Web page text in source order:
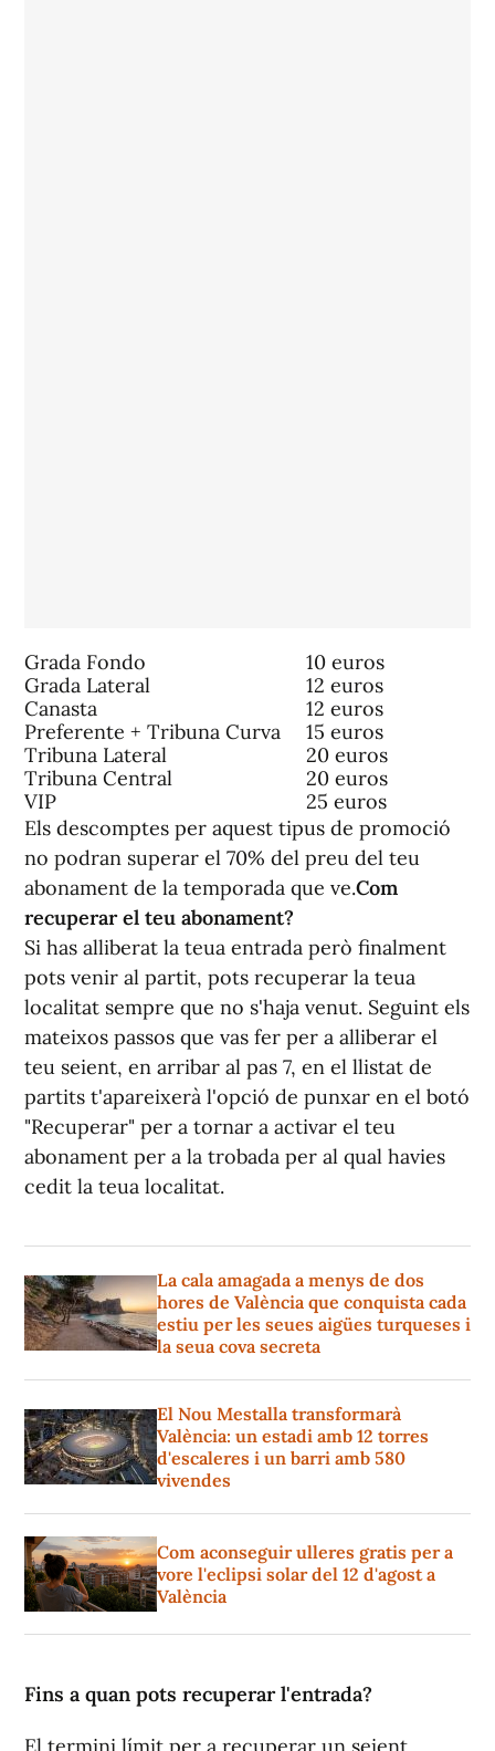
Grada Fondo
10 euros
Grada Lateral
12 euros
Canasta
12 euros
Preferente + Tribuna Curva
15 euros
Tribuna Lateral
20 euros
Tribuna Central
20 euros
VIP
25 euros
Els descomptes per aquest tipus de promoció
no podran superar el 70% del preu del teu
abonament de la temporada que ve.Com
recuperar el teu abonament?
Si has alliberat la teua entrada però finalment
pots venir al partit, pots recuperar la teua
localitat sempre que no s'haja venut. Seguint els
mateixos passos que vas fer per a alliberar el
teu seient, en arribar al pas 7, en el llistat de
partits t'apareixerà l'opció de punxar en el botó
"Recuperar" per a tornar a activar el teu
abonament per a la trobada per al qual havies
cedit la teua localitat.
La cala amagada a menys de dos
hores de València que conquista cada
estiu per les seues aigües turqueses i
la seua cova secreta
El Nou Mestalla transformarà
València: un estadi amb 12 torres
d'escaleres i un barri amb 580
vivendes
Com aconseguir ulleres gratis per a
vore l'eclipsi solar del 12 d'agost a
València
Fins a quan pots recuperar l'entrada?